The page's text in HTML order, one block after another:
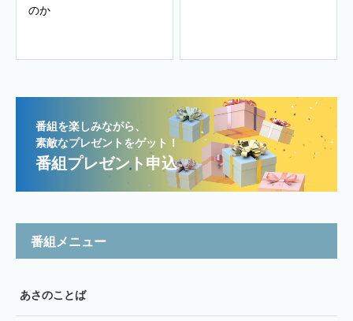
のか
番組を楽しみながら、
素敵なプレゼントをゲット！
番組プレゼント申込
番組メニュー
あさのことば